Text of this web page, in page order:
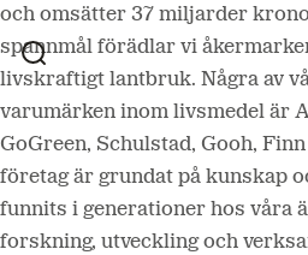
och omsätter 37 miljarder
spannmål förädlar vi
livskraftigt lantbruk. Några av
varumärken inom livsmedel är
GoGreen, Schulstad, Gooh,
företag är grundat på kunskap
funnits i generationer hos våra
forskning, utveckling och